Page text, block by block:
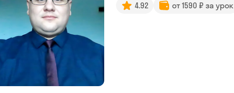
4.92 от 1590 ₽ за урок